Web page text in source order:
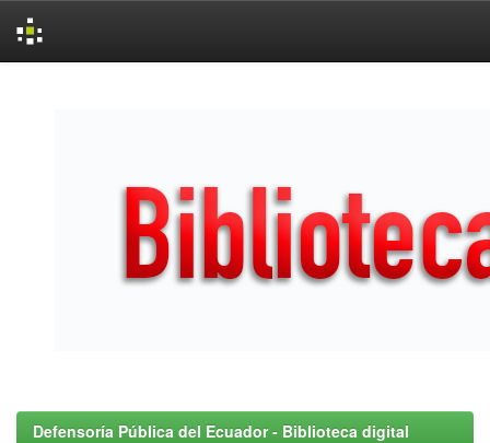
Defensoría Pública del Ecuador - Biblioteca digital